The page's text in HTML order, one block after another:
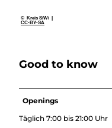
© Kreis SiWi |
CC-BY-SA
Good to know
Openings
Täglich 7:00 bis 21:00 Uhr